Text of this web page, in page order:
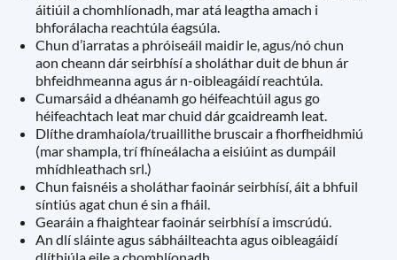
áitiúil a chomhlíonadh, mar atá leagtha amach i
bhforálacha reachtúla éagsúla.
Chun d’iarratas a phróiseáil maidir le, agus/nó chun
aon cheann dár seirbhísí a sholáthar duit de bhun ár
bhfeidhmeanna agus ár n-oibleagáidí reachtúla.
Cumarsáid a dhéanamh go héifeachtúil agus go
héifeachtach leat mar chuid dár gcaidreamh leat.
Dlíthe dramhaíola/truaillithe bruscair a fhorfheidhmiú
(mar shampla, trí fhíneálacha a eisiúint as dumpáil
mhídhleathach srl.)
Chun faisnéis a sholáthar faoinár seirbhísí, áit a bhfuil
síntiús agat chun é sin a fháil.
Gearáin a fhaightear faoinár seirbhísí a imscrúdú.
An dlí sláinte agus sábháilteachta agus oibleagáidí